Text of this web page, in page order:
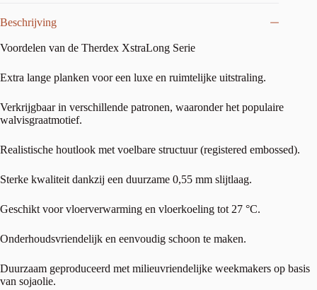
Beschrijving
Voordelen van de Therdex XstraLong Serie
Extra lange planken voor een luxe en ruimtelijke uitstraling.
Verkrijgbaar in verschillende patronen, waaronder het populaire
walvisgraatmotief.
Realistische houtlook met voelbare structuur (registered embossed).
Sterke kwaliteit dankzij een duurzame 0,55 mm slijtlaag.
Geschikt voor vloerverwarming en vloerkoeling tot 27 °C.
Onderhoudsvriendelijk en eenvoudig schoon te maken.
Duurzaam geproduceerd met milieuvriendelijke weekmakers op basis
van sojaolie.